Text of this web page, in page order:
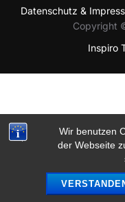
Wir benutzen
der Webseite
Datenschutz &
Copyright
Inspiro